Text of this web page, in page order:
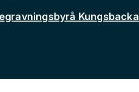
Kungsbacka